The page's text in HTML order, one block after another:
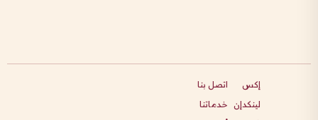
إكس
لينكدإن
اتصل بنا
خدماتنا